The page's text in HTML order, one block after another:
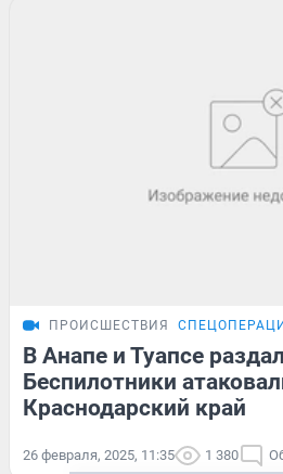
ПРОИСШЕСТВИЯ
В Анапе и Туапсе
Беспилотники
Краснодарский край
26 февраля, 2025, 11:35 1 380